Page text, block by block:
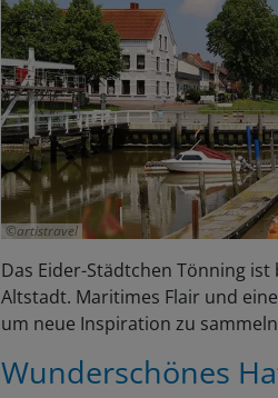
artistravel
Das Eider-Städtchen Tönning
Altstadt. Maritimes Flair und
um neue Inspiration zu
Wunderschönes